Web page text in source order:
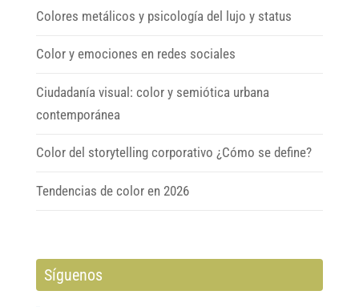
Colores metálicos y psicología del lujo y status
Color y emociones en redes sociales
Ciudadanía visual: color y semiótica urbana
contemporánea
Color del storytelling corporativo ¿Cómo se define?
Tendencias de color en 2026
Síguenos